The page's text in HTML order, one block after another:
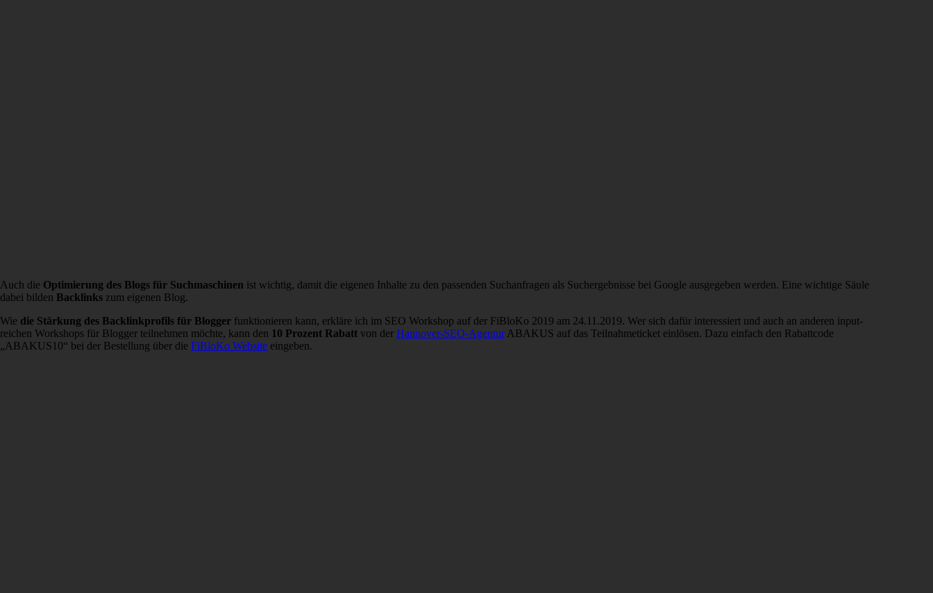
Auch die Optimierung des Blogs für Suchmaschinen ist wichtig, damit die eigenen Inhalte zu den passenden Suchanfragen als Suchergebnisse bei Google ausgegeben werden. Eine wichtige Säule
dabei bilden Backlinks zum eigenen Blog.
Wie die Stärkung des Backlinkprofils für Blogger funktionieren kann, erkläre ich im SEO Workshop auf der FiBloKo 2019 am 24.11.2019. Wer sich dafür interessiert und auch an anderen input-
reichen Workshops für Blogger teilnehmen möchte, kann den 10 Prozent Rabatt von der Hannover-SEO-AgenturABAKUS auf das Teilnahmeticket einlösen. Dazu einfach den Rabattcode
„ABAKUS10“ bei der Bestellung über die FiBloKo Website eingeben.